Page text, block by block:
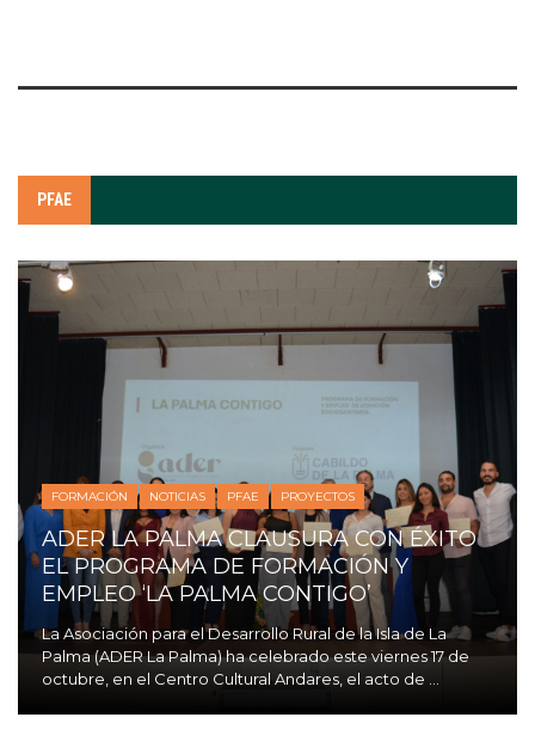
PFAE
FORMACIÓN NOTICIAS PFAE PROYECTOS
ADER LA PALMA CLAUSURA CON ÉXITO
EL PROGRAMA DE FORMACIÓN Y
EMPLEO ‘LA PALMA CONTIGO’
La Asociación para el Desarrollo Rural de la Isla de La
Palma (ADER La Palma) ha celebrado este viernes 17 de
octubre, en el Centro Cultural Andares, el acto de ...